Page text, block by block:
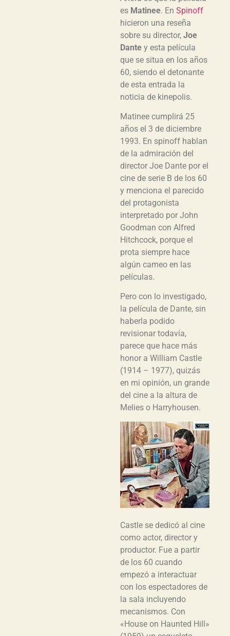
es Matinee. En Spinoff
hicieron una reseña
sobre su director, Joe
Dante y esta película
que se situa en los años
60, siendo el detonante
de esta entrada la
noticia de kinepolis.
Matinee cumplirá 25
años el 3 de diciembre
1993. En spinoff hablan
de la admiración del
director Joe Dante por el
cine de serie B de los 60
y menciona el parecido
del protagonista
interpretado por John
Goodman con Alfred
Hitchcock, porque el
prota siempre hace
algún cameo en las
películas.
Pero con lo investigado,
la película de Dante, sin
haberla podido
revisionar todavía,
parece que hace más
honor a William Castle
(1914 – 1977), quizás
en mi opinión, un grande
del cine a la altura de
Melies o Harryhousen.
Castle se dedicó al cine
como actor, director y
productor. Fue a partir
de los 60 cuando
empezó a interactuar
con los espectadores de
la sala incluyendo
mecanismos. Con
«House on Haunted Hill»